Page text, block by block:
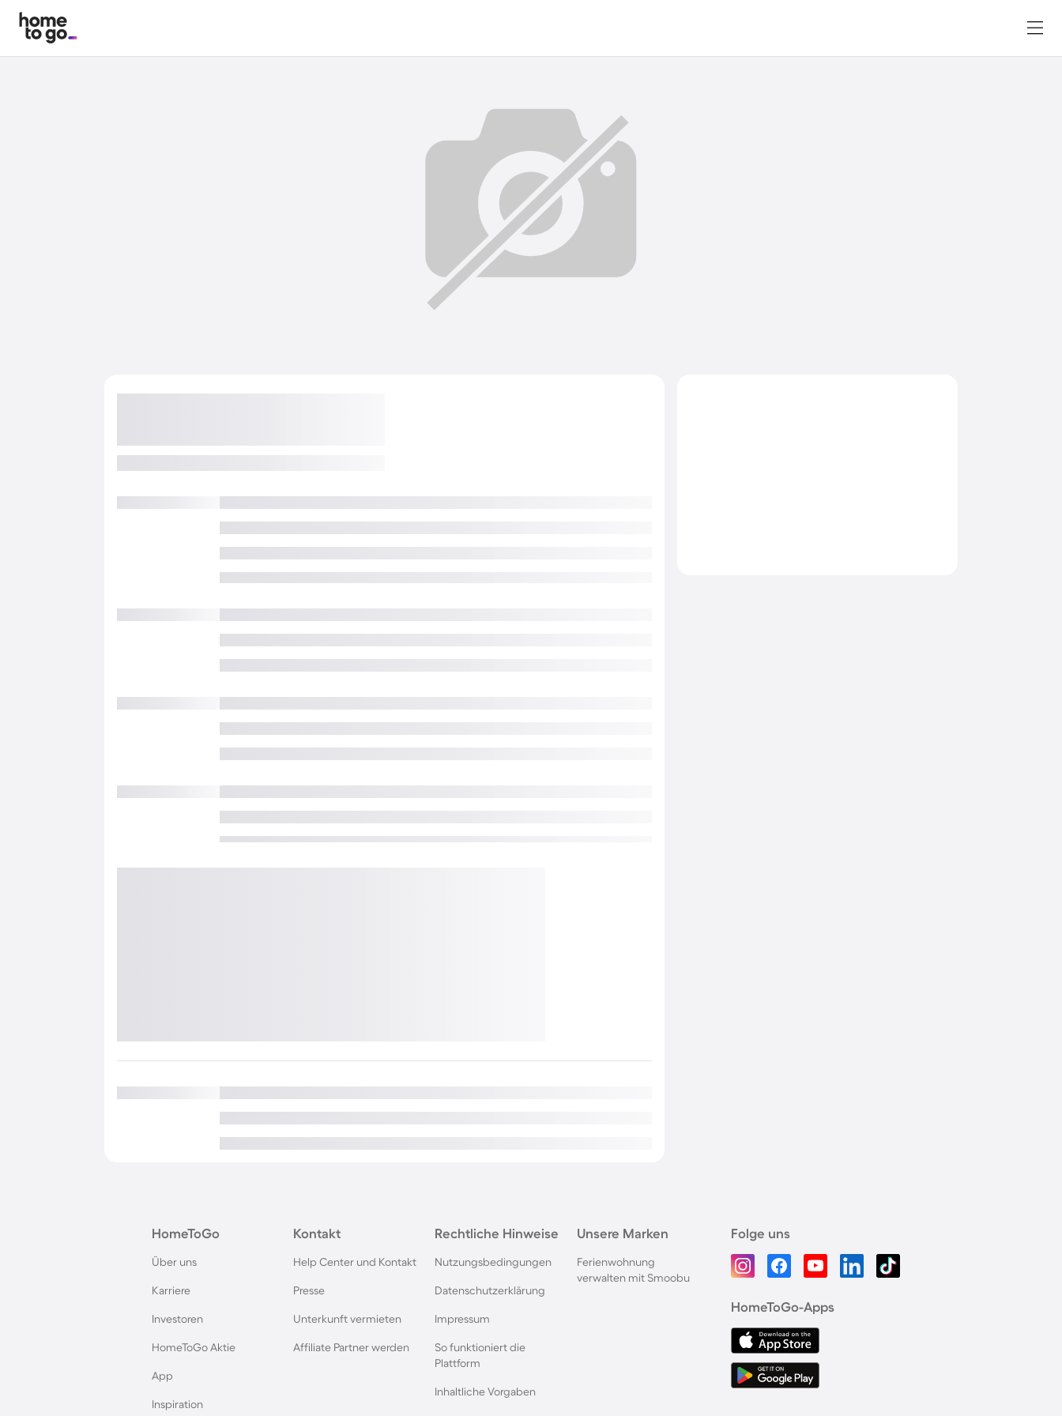
HomeToGo
Über uns
Karriere
Investoren
HomeToGo Aktie
App
Inspiration
Kontakt
Help Center und Kontakt
Presse
Unterkunft vermieten
Affiliate Partner werden
Rechtliche Hinweise
Nutzungsbedingungen
Datenschutzerklärung
Impressum
So funktioniert die
Plattform
Inhaltliche Vorgaben
Unsere Marken
Ferienwohnung
verwalten mit Smoobu
Folge uns
HomeToGo-Apps